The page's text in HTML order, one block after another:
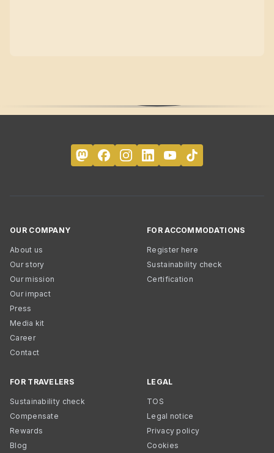
OUR COMPANY
About us
Our story
Our mission
Our impact
Press
Media kit
Career
Contact
FOR ACCOMMODATIONS
Register here
Sustainability check
Certification
FOR TRAVELERS
Sustainability check
Compensate
Rewards
Blog
LEGAL
TOS
Legal notice
Privacy policy
Cookies